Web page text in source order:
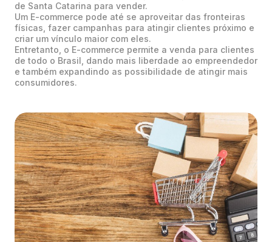
de Santa Catarina para vender.
Um E-commerce pode até se aproveitar das fronteiras
físicas, fazer campanhas para atingir clientes próximo e
criar um vínculo maior com eles.
Entretanto, o E-commerce permite a venda para clientes
de todo o Brasil, dando mais liberdade ao empreendedor
e também expandindo as possibilidade de atingir mais
consumidores.